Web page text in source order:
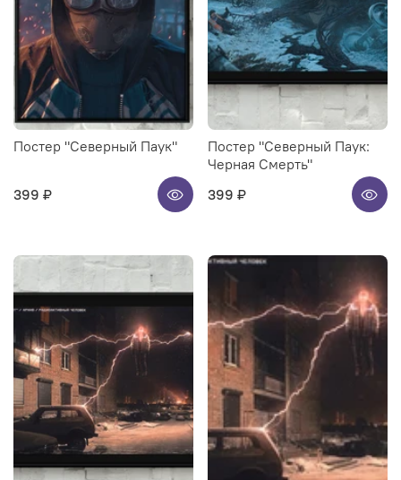
Постер "Северный Паук"
399 ₽
Постер "Северный Паук:
Черная Смерть"
399 ₽